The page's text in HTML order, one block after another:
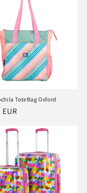
ToteBag Oxford